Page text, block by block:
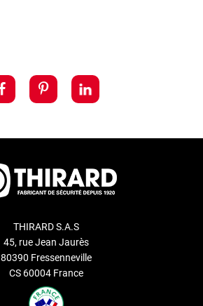
THIRARD S.A.S
45, rue Jean Jaurès
80390 Fressenneville
CS 60004 France